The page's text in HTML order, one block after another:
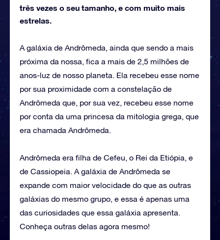
três vezes o seu tamanho, e com muito mais
estrelas.
A galáxia de Andrômeda, ainda que sendo a mais
próxima da nossa, fica a mais de 2,5 milhões de
anos-luz de nosso planeta. Ela recebeu esse nome
por sua proximidade com a constelação de
Andrômeda que, por sua vez, recebeu esse nome
por conta da uma princesa da mitologia grega, que
era chamada Andrômeda.
Andrômeda era filha de Cefeu, o Rei da Etiópia, e
de Cassiopeia. A galáxia de Andrômeda se
expande com maior velocidade do que as outras
galáxias do mesmo grupo, e essa é apenas uma
das curiosidades que essa galáxia apresenta.
Conheça outras delas agora mesmo!